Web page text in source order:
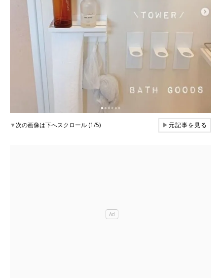
▼次の画像は下へスクロール (1/5) ▶元記事を見る